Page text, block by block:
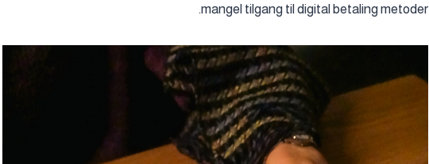
mangel tilgang til digital betaling metoder.